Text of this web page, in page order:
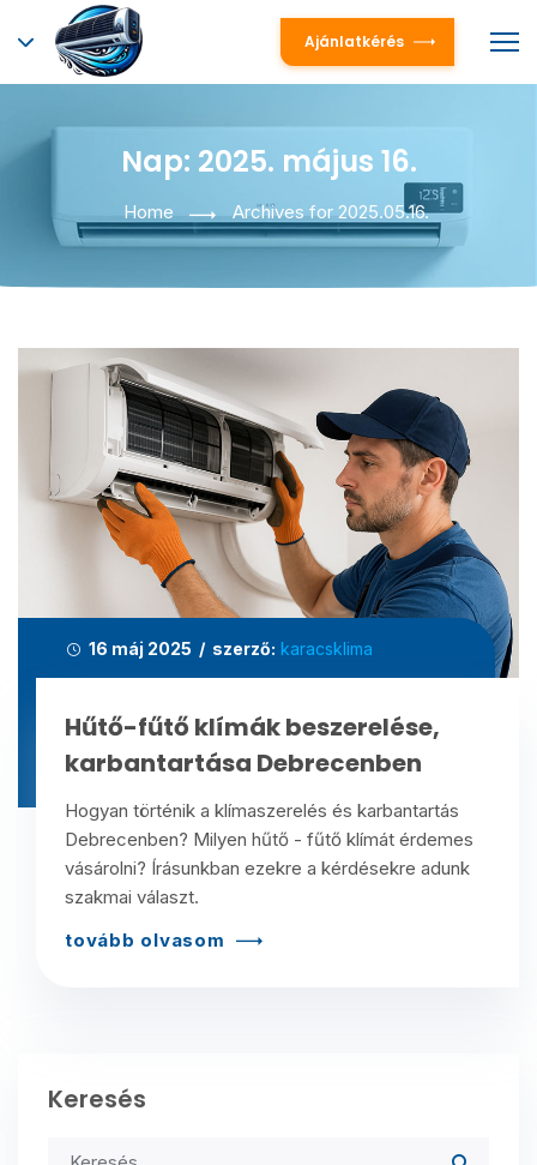
Ajánlatkérés
Nap: 2025. május 16.
Home Archives for 2025.05.16.
16 máj 2025 / szerző: karacsklima
Hűtő-fűtő klímák beszerelése,
karbantartása Debrecenben
Hogyan történik a klímaszerelés és karbantartás
Debrecenben? Milyen hűtő - fűtő klímát érdemes
vásárolni? Írásunkban ezekre a kérdésekre adunk
szakmai választ.
tovább olvasom
Keresés